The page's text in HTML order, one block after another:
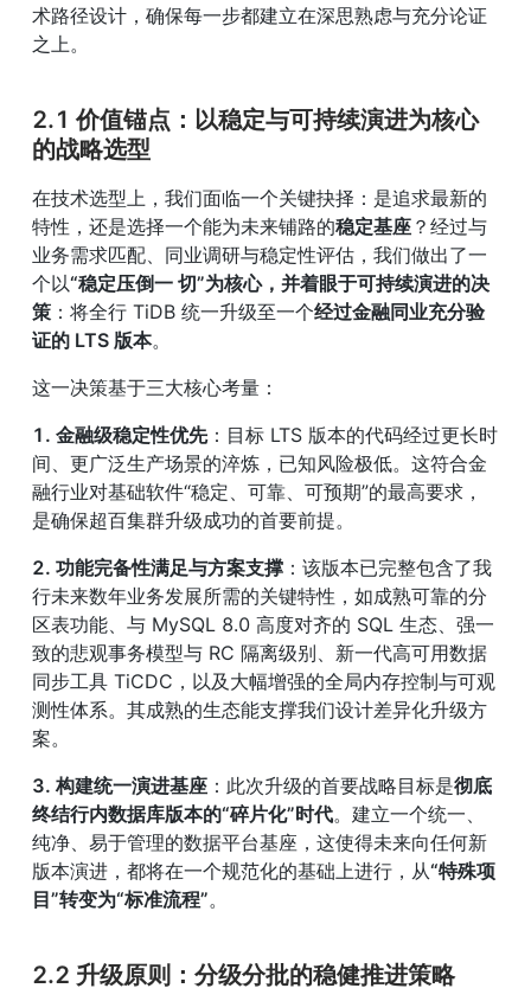
术路径设计，确保每一步都建立在深思熟虑与充分论证
之上。
2.1 价值锚点：以稳定与可持续演进为核心
的战略选型
在技术选型上，我们面临一个关键抉择：是追求最新的
特性，还是选择一个能为未来铺路的稳定基座 ？经过与
业务需求匹配、同业调研与稳定性评估，我们做出了一
个以“稳定压倒一 切”为核心，并着眼于可持续演进的决
策 ：将全行 TiDB 统一升级至一个经过金融同业充分验
证的 LTS 版本。
这一决策基于三大核心考量：
1. 金融级稳定性优先：目标 LTS 版本的代码经过更长时
间、更广泛生产场景的淬炼，已知风险极低。这符合金
融行业对基础软件“稳定、可靠、可预期”的最高要求，
是确保超百集群升级成功的首要前提。
2. 功能完备性满足与方案支撑 ：该版本已完整包含了我
行未来数年业务发展所需的关键特性，如成熟可靠的分
区表功能、与 MySQL 8.0 高度对齐的 SQL 生态、强一
致的悲观事务模型与 RC 隔离级别、新一代高可用数据
同步工具 TiCDC，以及大幅增强的全局内存控制与可观
测性体系。其成熟的生态能支撑我们设计差异化升级方
案。
3. 构建统一演进基座 ：此次升级的首要战略目标是彻底
终结行内数据库版本的“碎片化”时代。建立一个统一、
纯净、易于管理的数据平台基座，这使得未来向任何新
版本演进，都将在一个规范化的基础上进行，从“特殊项
目”转变为“标准流程”。
2.2 升级原则：分级分批的稳健推进策略